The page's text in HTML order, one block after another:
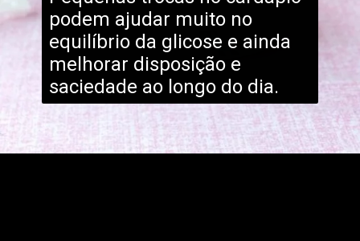
podem ajudar muito no
equilíbrio da glicose e ainda
melhorar disposição e
saciedade ao longo do dia.